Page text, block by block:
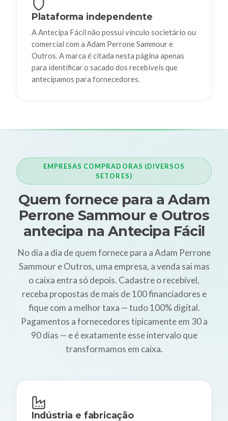
Plataforma independente
A Antecipa Fácil não possui vínculo societário ou
comercial com a Adam Perrone Sammour e
Outros. A marca é citada nesta página apenas
para identificar o sacado dos recebíveis que
antecipamos para fornecedores.
EMPRESAS COMPRADORAS (DIVERSOS
SETORES)
Quem fornece para a Adam
Perrone Sammour e Outros
antecipa na Antecipa Fácil
No dia a dia de quem fornece para a Adam Perrone
Sammour e Outros, uma empresa, a venda sai mas
o caixa entra só depois. Cadastre o recebível,
receba propostas de mais de 100 financiadores e
fique com a melhor taxa — tudo 100% digital.
Pagamentos a fornecedores tipicamente em 30 a
90 dias — e é exatamente esse intervalo que
transformamos em caixa.
Indústria e fabricação